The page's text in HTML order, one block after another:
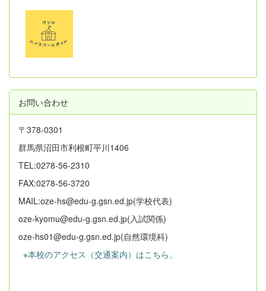
お問い合わせ
〒378-0301
群馬県沼田市利根町平川1406
TEL:0278-56-2310
FAX:0278-56-3720
MAIL:oze-hs@edu-g.gsn.ed.jp(学校代表)
oze-kyomu@edu-g.gsn.ed.jp(入試関係)
oze-hs01@edu-g.gsn.ed.jp(自然環境科)
※本校のアクセス（交通案内）はこちら。